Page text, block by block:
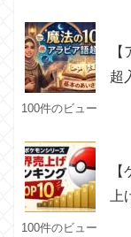
超
100件のビュー
100件のビュー